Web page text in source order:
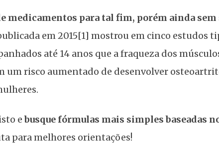
medicamentos para tal fim, porém ainda sem
em 2015[1] mostrou em cinco estudos
até 14 anos que a fraqueza dos
um risco aumentado de desenvolver
ebusque fórmulas mais simples baseadas
para melhores orientações!